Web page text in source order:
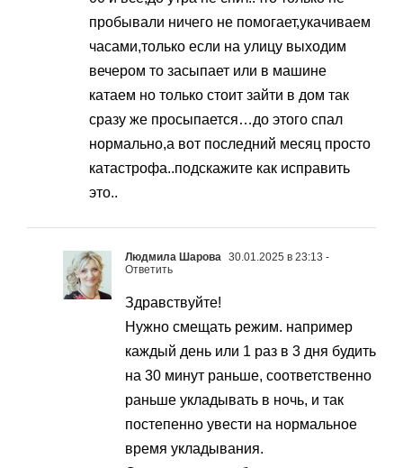
пробывали ничего не помогает,укачиваем
часами,только если на улицу выходим
вечером то засыпает или в машине
катаем но только стоит зайти в дом так
сразу же просыпается…до этого спал
нормально,а вот последний месяц просто
катастрофа..подскажите как исправить
это..
Людмила Шарова 30.01.2025 в 23:13 -
Ответить
Здравствуйте!
Нужно смещать режим. например
каждый день или 1 раз в 3 дня будить
на 30 минут раньше, соответственно
раньше укладывать в ночь, и так
постепенно увести на нормальное
время укладывания.